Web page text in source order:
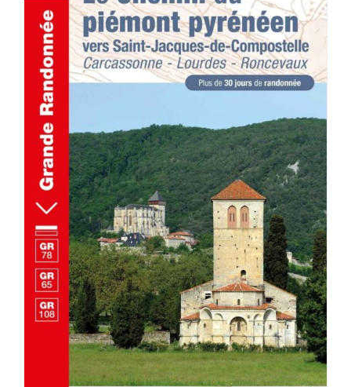
AJOUTER AU PANIER / DÉTAILS